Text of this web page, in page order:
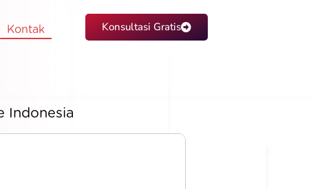
Kontak Konsultasi Gratis
Indonesia